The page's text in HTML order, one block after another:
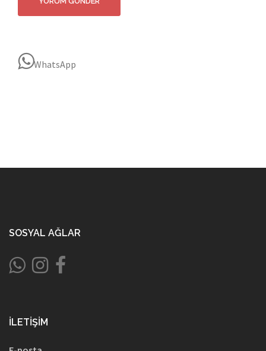
WhatsApp
SOSYAL AĞLAR
İLETIŞIM